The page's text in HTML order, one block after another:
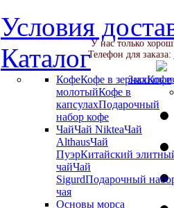
Условия
Каталог
КофеКофе в зернахКофе
молотыйКофе в
капсулахПодарочный
набор кофе
ЧайЧай NikteaЧай
AlthausЧай
ПуэрКитайский
чайЧай
SigurdПодарочный
чая
Основы морса
У нас только
Телефон для заказа:
Заказать